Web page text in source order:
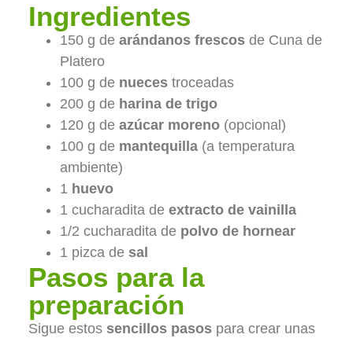
Ingredientes
150 g de arándanos frescosde Cuna de
Platero
100 g de nuecestroceadas
200 g de harina de trigo
120 g de azúcar moreno (opcional)
100 g de mantequilla(a temperatura
ambiente)
1 huevo
1 cucharadita de extracto de vainilla
1/2 cucharadita de polvo de hornear
1 pizca de sal
Pasos para la
preparación
Sigue estos sencillos pasospara crear unas